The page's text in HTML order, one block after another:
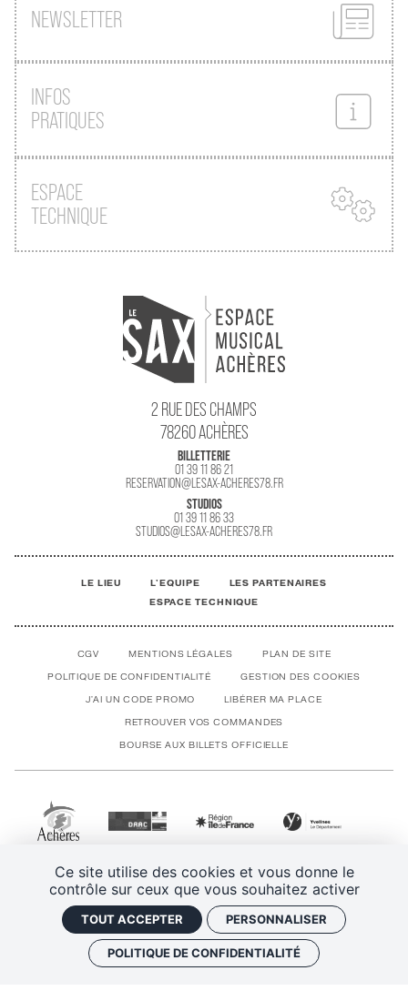
Ce site utilise des cookies et vous donne le
contrôle sur ceux que vous souhaitez activer
TOUT ACCEPTER PERSONNALISER
POLITIQUE DE CONFIDENTIALITÉ
SPECTACLE PRÉCÉDENTSPECTACLE SUIVANT
NEWSLETTER
INFOS
PRATIQUES
ESPACE
TECHNIQUE
2 RUE DES CHAMPS
78260 ACHÈRES
BILLETTERIE
01 39 11 86 21
RESERVATION@LESAX-ACHERES78.FR
STUDIOS
01 39 11 86 33
STUDIOS@LESAX-ACHERES78.FR
LE LIEU L'EQUIPE
LES PARTENAIRES
ESPACE TECHNIQUE
CGV MENTIONS LÉGALES PLAN DE SITE
POLITIQUE DE CONFIDENTIALITÉ GESTION DES COOKIES
J'AI UN CODE PROMO LIBÉRER MA PLACE
RETROUVER VOS COMMANDES
BOURSE AUX BILLETS OFFICIELLE